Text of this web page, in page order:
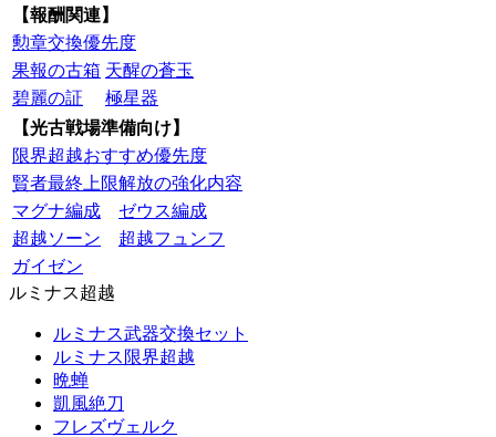
【報酬関連】
勲章交換優先度
果報の古箱 天醒の蒼玉
碧麗の証
極星器
【光古戦場準備向け】
限界超越おすすめ優先度
賢者最終上限解放の強化内容
マグナ編成
ゼウス編成
超越ソーン
超越フュンフ
ガイゼン
ルミナス超越
ルミナス武器交換セット
ルミナス限界超越
晩蝉
凱風絶刀
フレズヴェルク